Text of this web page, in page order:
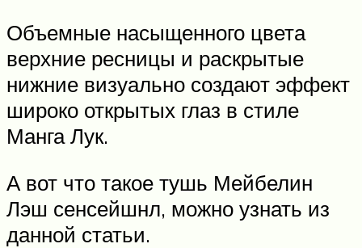
Объемные насыщенного цвета
верхние ресницы и раскрытые
нижние визуально создают эффект
широко открытых глаз в стиле
Манга Лук.
А вот что такое тушь Мейбелин
Лэш сенсейшнл, можно узнать из
данной статьи.